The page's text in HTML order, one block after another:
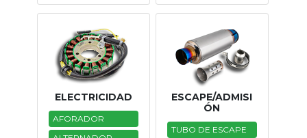
ELECTRICIDAD
AFORADOR
ESCAPE/ADMISI
ÓN
TUBO DE ESCAPE